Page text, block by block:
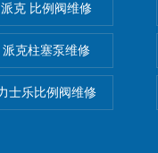
派克 比例阀维修
派克柱塞泵维修
士乐比例阀维修